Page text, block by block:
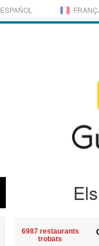
ESPAÑOL
6987 restaurants
trobats